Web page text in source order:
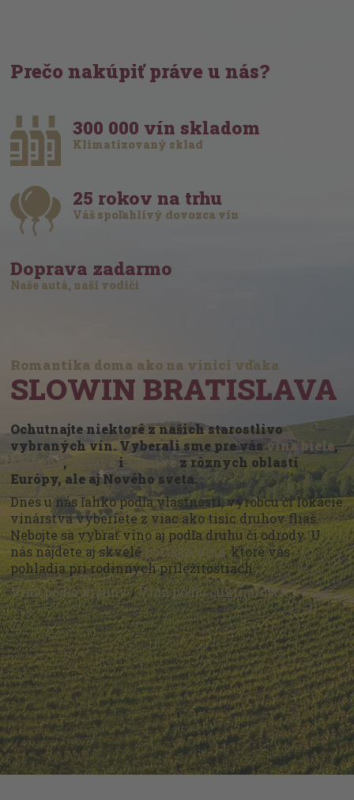
Prečo nakúpiť práve u nás?
300 000 vín skladom
Klimatizovaný sklad
25 rokov na trhu
Váš spoľahlivý dovozca vín
Doprava zadarmo
Naše autá, naši vodiči
Romantika doma ako na vinici vďaka
SLOWIN BRATISLAVA
Ochutnajte niektoré z našich starostlivo
vybraných vín. Vyberali sme pre vásvína biele,
červené, i šumivéz rôznych oblastí
Európy, ale aj Nového sveta.
Dnes u nás ľahko podľa vlastností, výrobcu či lokácie
vinárstva vyberiete z viac ako tisíc druhov fliaš.
Nebojte sa vybrať víno aj podľa druhu či odrody. U
nás nájdete aj skveléportské vína, ktoré vás
pohladia pri rodinných príležitostiach.
Vína podľa krajiny/Vína podľa cukrnatosti